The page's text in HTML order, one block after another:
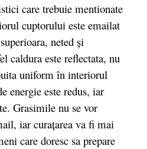
care trebuie mentionate
cuptorului este emailat
neted şi
caldura este reflectata, nu
uniform în interiorul
energie este redus, iar
Grasimile nu se vor
iar curaţarea va fi mai
care doresc sa prepare